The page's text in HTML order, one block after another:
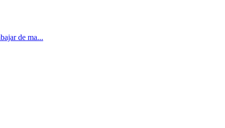
de ma...